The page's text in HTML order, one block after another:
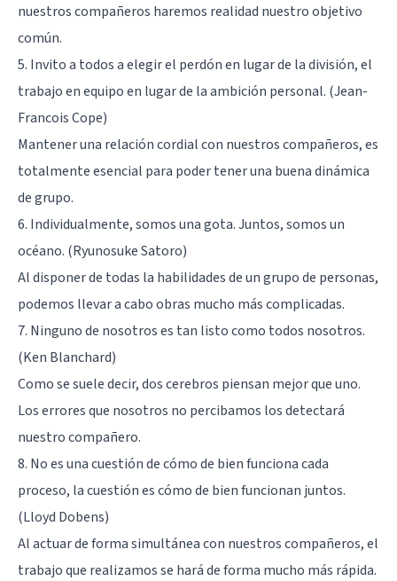
nuestros compañeros haremos realidad nuestro objetivo
común.
5. Invito a todos a elegir el perdón en lugar de la división, el
trabajo en equipo en lugar de la ambición personal. (Jean-
Francois Cope)
Mantener una relación cordial con nuestros compañeros, es
totalmente esencial para poder tener una buena dinámica
de grupo.
6. Individualmente, somos una gota. Juntos, somos un
océano. (Ryunosuke Satoro)
Al disponer de todas la habilidades de un grupo de personas,
podemos llevar a cabo obras mucho más complicadas.
7. Ninguno de nosotros es tan listo como todos nosotros.
(Ken Blanchard)
Como se suele decir, dos cerebros piensan mejor que uno.
Los errores que nosotros no percibamos los detectará
nuestro compañero.
8. No es una cuestión de cómo de bien funciona cada
proceso, la cuestión es cómo de bien funcionan juntos.
(Lloyd Dobens)
Al actuar de forma simultánea con nuestros compañeros, el
trabajo que realizamos se hará de forma mucho más rápida.